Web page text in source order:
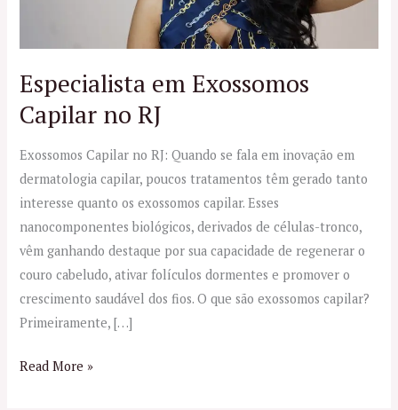
Especialista em Exossomos
Capilar no RJ
Exossomos Capilar no RJ: Quando se fala em inovação em
dermatologia capilar, poucos tratamentos têm gerado tanto
interesse quanto os exossomos capilar. Esses
nanocomponentes biológicos, derivados de células-tronco,
vêm ganhando destaque por sua capacidade de regenerar o
couro cabeludo, ativar folículos dormentes e promover o
crescimento saudável dos fios. O que são exossomos capilar?
Primeiramente, […]
Read More »